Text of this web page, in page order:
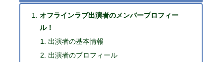
オフラインラブ出演者のメンバープロフィー
ル！
出演者の基本情報
出演者のプロフィール